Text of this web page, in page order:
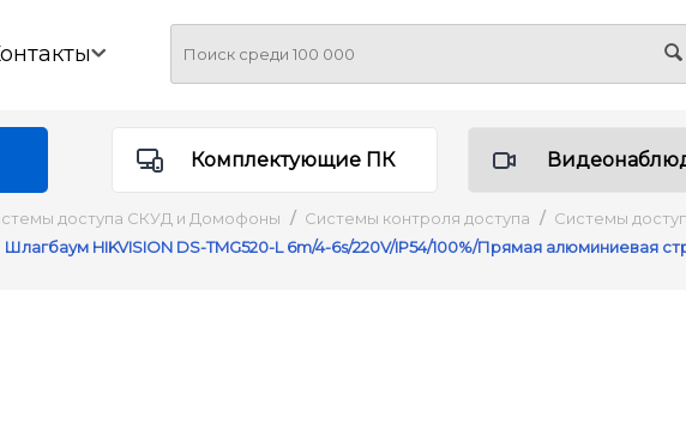
Комплектующие ПК
доступа СКУД и Домофоны / Системы контроля доступа / Системы
Шлагбаум HIKVISION DS-TMG520-L 6m/4-6s/220V/IP54/100%/Прямая алюминиевая